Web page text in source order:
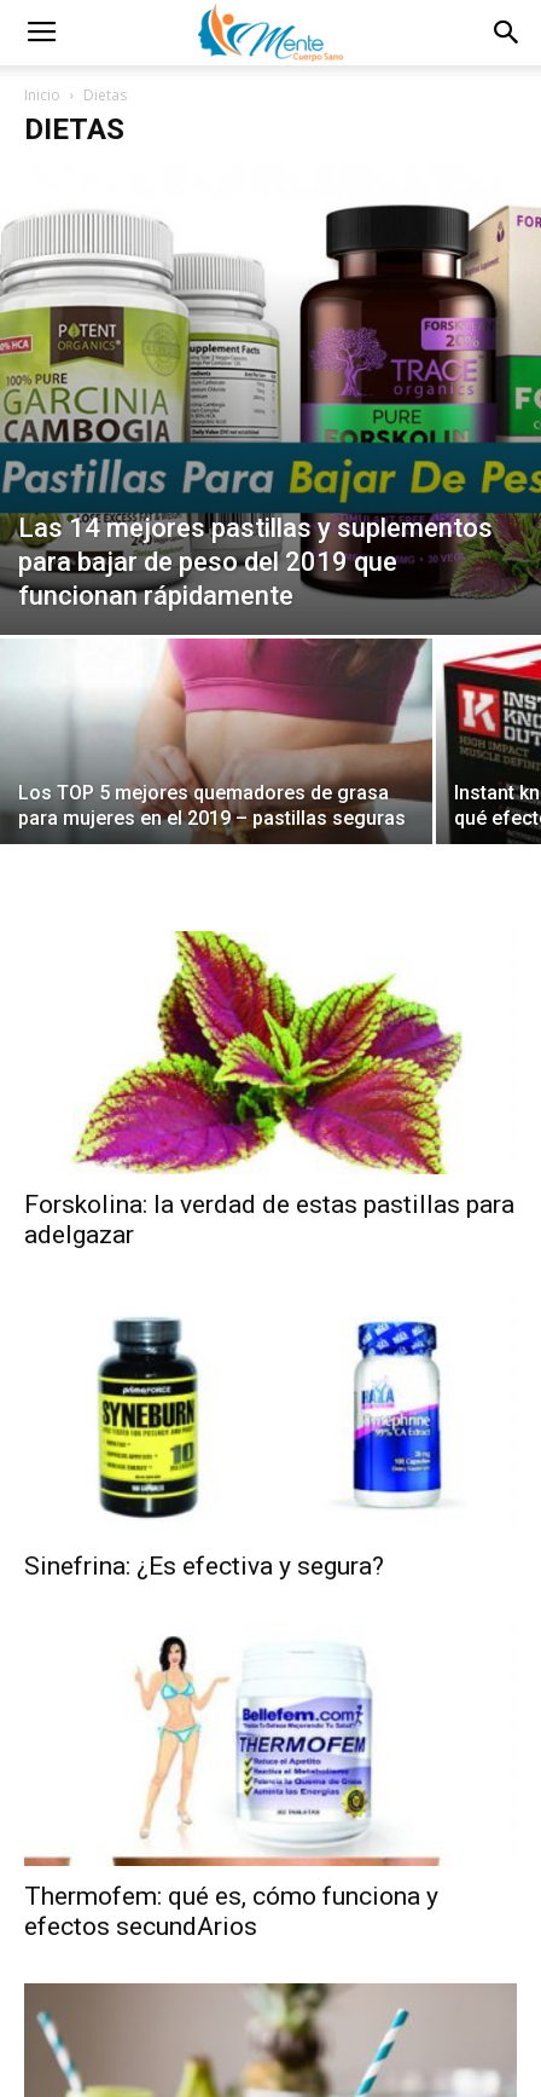
Inicio Dietas
DIETAS
Las 14 mejores pastillas y suplementos
para bajar de peso del 2019 que
funcionan rápidamente
Los TOP 5 mejores quemadores de grasa
para mujeres en el 2019 – pastillas seguras
Instant
qué
Forskolina: la verdad de estas pastillas para
adelgazar
Sinefrina: ¿Es efectiva y segura?
Thermofem: qué es, cómo funciona y
efectos secundArios